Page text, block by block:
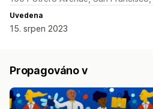
Uvedena
15. srpen 2023
Propagováno v